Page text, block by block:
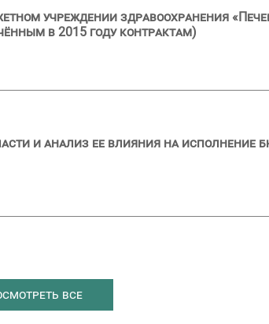
учреждении здравоохранения
в 2015 году контрактам)
и анализ ее влияния на исполнение
все